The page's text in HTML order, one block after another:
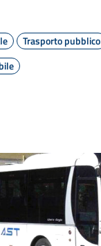
Trasporto pubblico